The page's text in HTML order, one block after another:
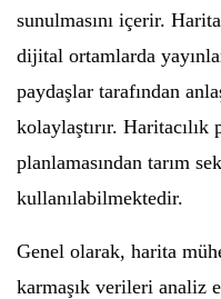
sunulmasını içerir.
dijital ortamlarda
paydaşlar tarafından
kolaylaştırır.
planlamasından tarım
kullanılabilmektedir.
Genel olarak, harita
karmaşık verileri analiz